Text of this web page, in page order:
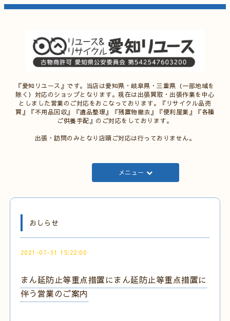
『愛知リユース』です。当店は愛知県・岐阜県・三重県（一部地域を
除く）対応のショップとなります。現在は出張買取・出張作業を中心
としました営業のご対応をおこなっております。『リサイクル品売
買』『不用品回収』『遺品整理』『残置物撤去』『便利屋業』『各種
ご供養手配』のご対応をしております。
出張・訪問のみとなり店頭ご対応は行っておりません。
メニュー
おしらせ
2021-07-31 15:22:00
まん延防止等重点措置にまん延防止等重点措置に
伴う営業のご案内